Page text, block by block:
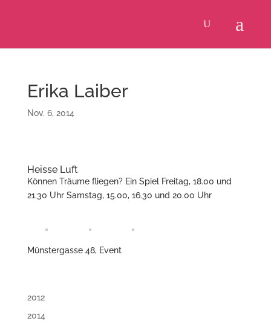
Erika Laiber
Nov. 6, 2014
Heisse Luft
Können Träume fliegen? Ein Spiel Freitag, 18.00 und
21.30 Uhr Samstag, 15.00, 16.30 und 20.00 Uhr
Münstergasse 48, Event
2012
2014